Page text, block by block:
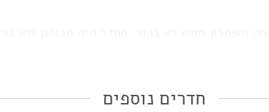
חדרים נוספים